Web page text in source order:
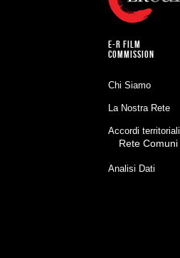
E-R FILM
COMMISSION
Chi Siamo
La Nostra Rete
Accordi territoriali
Rete Comuni
Analisi Dati